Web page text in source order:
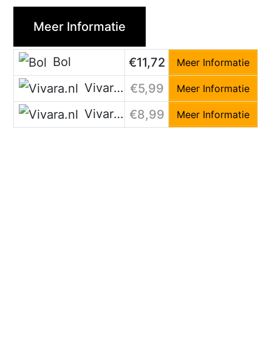
Meer Informatie
Bol €11,72 Meer Informatie
Vivara.nl €5,99 Meer Informatie
Vivara.nl €8,99 Meer Informatie